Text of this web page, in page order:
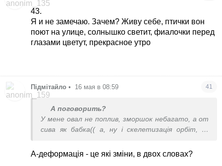
43.
Я и не замечаю. Зачем? Живу себе, птички вон
поют на улице, солнышко светит, фиалочки перед
глазами цветут, прекрасное утро
Підмітайло • 16 мая в 08:59 41
А поговорить?
У мене овал не поплив, зморшок небагато, а от
сива як бабка(( а, ну і скелетизація орбіт, А-
виснажений
А-деформація - це які зміни, в двох словах?